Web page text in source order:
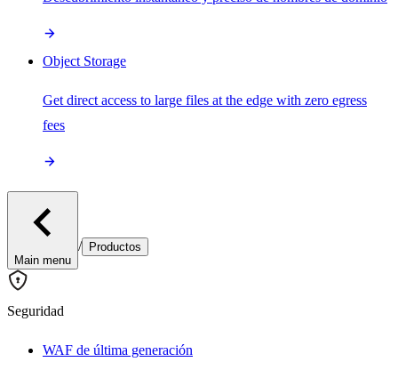
Object Storage
Get direct access to large files at the edge with zero egress
fees
Main menu
/ Productos
Seguridad
WAF de última generación